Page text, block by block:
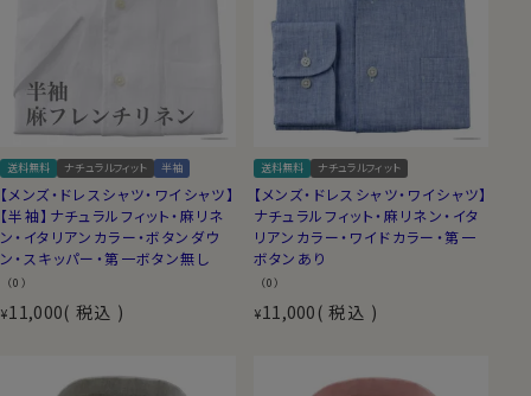
送料無料 ナチュラルフィット 半袖
【メンズ・ドレスシャツ・ワイシャツ】
【半袖】ナチュラルフィット・麻リネ
ン・イタリアンカラー・ボタンダウ
ン・スキッパー・第一ボタン無し
（0）
¥11,000 税込
送料無料 ナチュラルフィット
【メンズ・ドレスシャツ・ワイシャツ】
ナチュラルフィット・麻リネン・イタ
リアンカラー・ワイドカラー・第一
ボタンあり
（0）
¥11,000 税込